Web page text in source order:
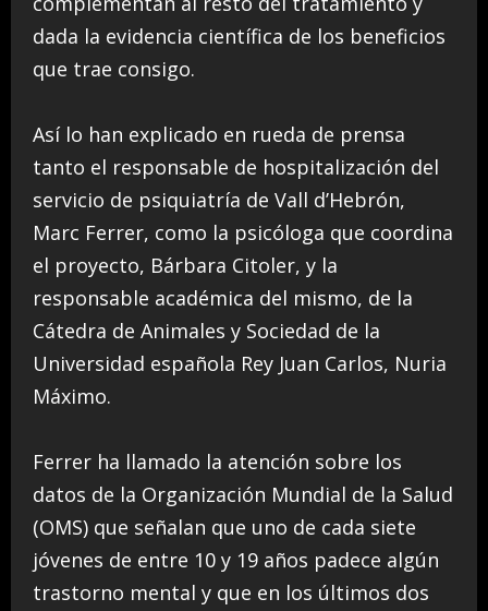
dada la evidencia científica de los beneficios
que trae consigo.
Así lo han explicado en rueda de prensa
tanto el responsable de hospitalización del
servicio de psiquiatría de Vall d’Hebrón,
Marc Ferrer, como la psicóloga que coordina
el proyecto, Bárbara Citoler, y la
responsable académica del mismo, de la
Cátedra de Animales y Sociedad de la
Universidad española Rey Juan Carlos, Nuria
Máximo.
Ferrer ha llamado la atención sobre los
datos de la Organización Mundial de la Salud
(OMS) que señalan que uno de cada siete
jóvenes de entre 10 y 19 años padece algún
trastorno mental y que en los últimos dos